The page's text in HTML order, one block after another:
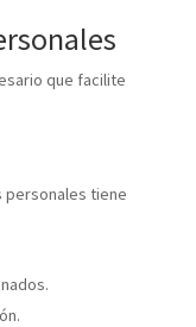
que facilite
personales tiene